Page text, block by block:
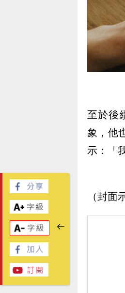
至於後
象，他
示：「
（封面